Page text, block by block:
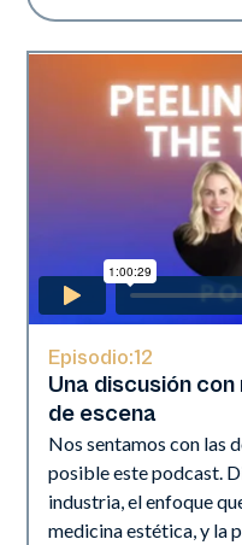
Episodio:12
Una discusión
de escena
Nos sentamos con las
posible este podcast.
industria, el enfoque
medicina estética, y la